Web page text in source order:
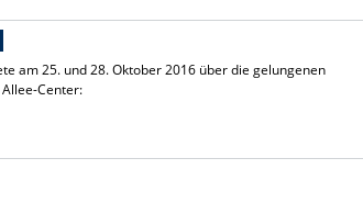
am 25. und 28. Oktober 2016 über die gelungenen
Center: